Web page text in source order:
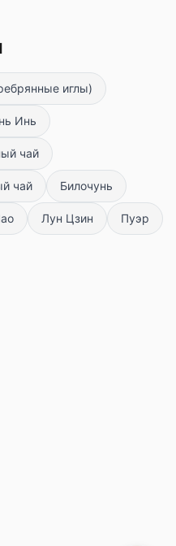
иглы)
Инь
чай
чай Билочунь
Лун Цзин Пуэр